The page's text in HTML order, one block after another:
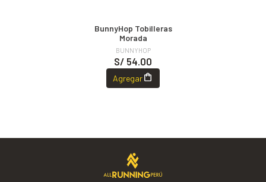
BunnyHop Tobilleras
Morada
BUNNYHOP
S/ 54.00
Agregar